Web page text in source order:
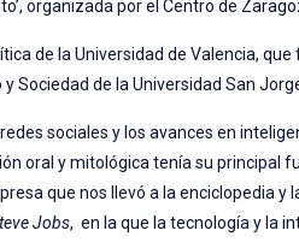
organizada por el Centro de
de la Universidad de Valencia,
Sociedad de la Universidad San
sociales y los avances en
oral y mitológica tenía su principal
que nos llevó a la enciclopedia y
Jobs, en la que la tecnología y la